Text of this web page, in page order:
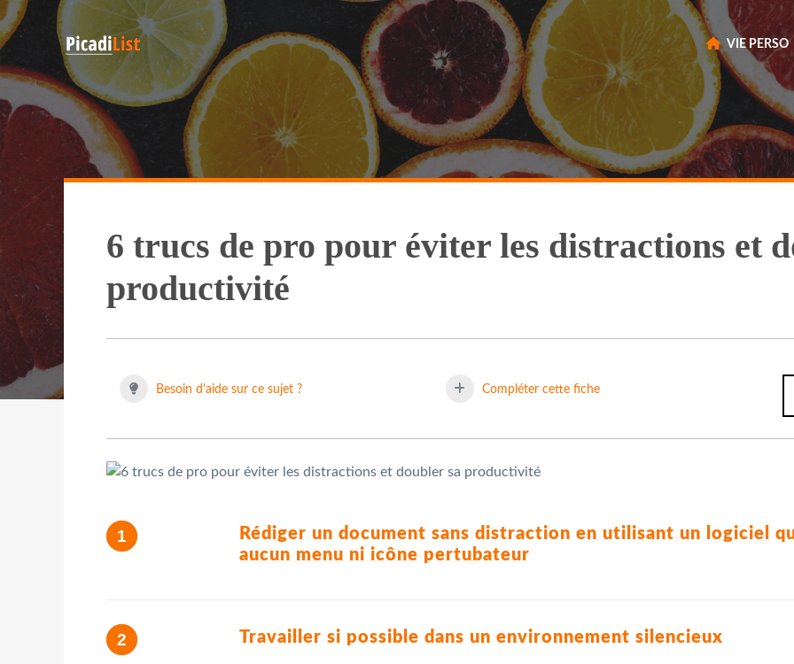
VIE PERSO
6 trucs de pro pour éviter les distractions et
productivité
Besoin d'aide sur ce sujet ? Compléter cette fiche
Rédiger un document sans distraction en utilisant un logiciel
aucun menu ni icône pertubateur
Travailler si possible dans un environnement silencieux